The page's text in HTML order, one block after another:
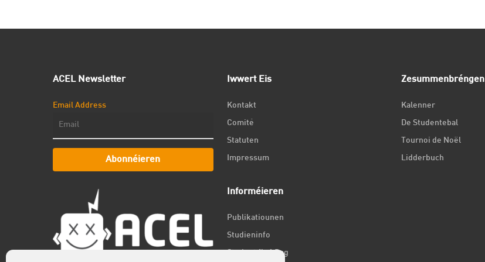
ACEL Newsletter
Email Address
Abonnéieren
Iwwert Eis
Kontakt
Comité
Statuten
Impressum
Informéieren
Publikatiounen
Studieninfo
Student fir 1 Dag
Zesummenbréngen
Kalenner
De Studentebal
Tournoi de Noël
Lidderbuch